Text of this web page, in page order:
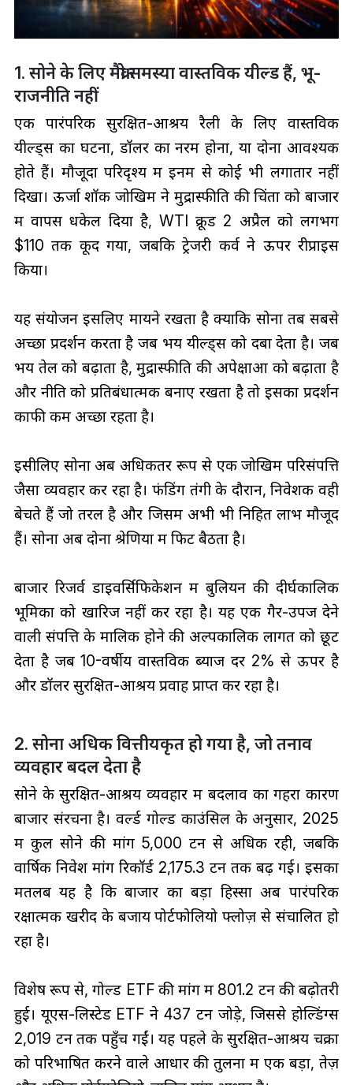
1. सोने के लिए मैक्रो समस्या वास्तविक यील्ड हैं, भू-
राजनीति नहीं
एक पारंपरिक सुरक्षित-आश्रय रैली के लिए वास्तविक
यील्ड्स का घटना, डॉलर का नरम होना, या दोनों आवश्यक
होते हैं। मौजूदा परिदृश्य में इनमें से कोई भी लगातार नहीं
दिखा। ऊर्जा शॉक जोखिम ने मुद्रास्फीति की चिंता को बाजार
में वापस धकेल दिया है, WTI क्रूड 2 अप्रैल को लगभग
$110 तक कूद गया, जबकि ट्रेजरी कर्व ने ऊपर रीप्राइस
किया।
यह संयोजन इसलिए मायने रखता है क्योंकि सोना तब सबसे
अच्छा प्रदर्शन करता है जब भय यील्ड्स को दबा देता है। जब
भय तेल को बढ़ाता है, मुद्रास्फीति की अपेक्षाओं को बढ़ाता है
और नीति को प्रतिबंधात्मक बनाए रखता है तो इसका प्रदर्शन
काफी कम अच्छा रहता है।
इसीलिए सोना अब अधिकतर रूप से एक जोखिम परिसंपत्ति
जैसा व्यवहार कर रहा है। फंडिंग तंगी के दौरान, निवेशक वही
बेचते हैं जो तरल है और जिसमें अभी भी निहित लाभ मौजूद
हैं। सोना अब दोनों श्रेणियों में फिट बैठता है।
बाजार रिजर्व डाइवर्सिफिकेशन में बुलियन की दीर्घकालिक
भूमिका को खारिज नहीं कर रहा है। यह एक गैर-उपज देने
वाली संपत्ति के मालिक होने की अल्पकालिक लागत को छूट
देता है जब 10-वर्षीय वास्तविक ब्याज दर 2% से ऊपर है
और डॉलर सुरक्षित-आश्रय प्रवाह प्राप्त कर रहा है।
2. सोना अधिक वित्तीयकृत हो गया है, जो तनाव
व्यवहार बदल देता है
सोने के सुरक्षित-आश्रय व्यवहार में बदलाव का गहरा कारण
बाजार संरचना है। वर्ल्ड गोल्ड काउंसिल के अनुसार, 2025
में कुल सोने की मांग 5,000 टन से अधिक रही, जबकि
वार्षिक निवेश मांग रिकॉर्ड 2,175.3 टन तक बढ़ गई। इसका
मतलब यह है कि बाजार का बड़ा हिस्सा अब पारंपरिक
रक्षात्मक खरीद के बजाय पोर्टफोलियो फ्लोज़ से संचालित हो
रहा है।
विशेष रूप से, गोल्ड ETF की मांग में 801.2 टन की बढ़ोतरी
हुई। यूएस-लिस्टेड ETF ने 437 टन जोड़े, जिससे होल्डिंग्स
2,019 टन तक पहुँच गईं। यह पहले के सुरक्षित-आश्रय चक्रों
को परिभाषित करने वाले आधार की तुलना में एक बड़ा, तेज़